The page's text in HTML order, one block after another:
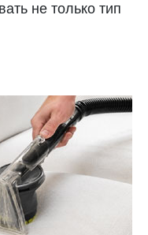
не только тип